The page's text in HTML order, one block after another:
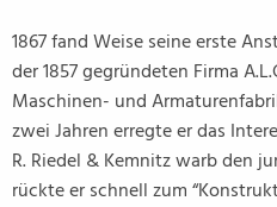
1867 fand Weise seine erste
der 1857 gegründeten Firma
Maschinen- und
zwei Jahren erregte er das
R. Riedel & Kemnitz warb den
rückte er schnell zum